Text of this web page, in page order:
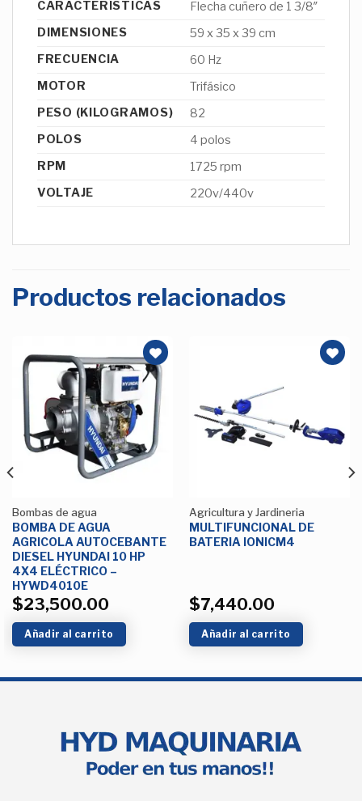
CARACTERÍSTICAS
Flecha cuñero de 1 3/8″
DIMENSIONES
59 x 35 x 39 cm
FRECUENCIA
60 Hz
MOTOR
Trifásico
PESO (KILOGRAMOS)
82
POLOS
4 polos
RPM
1725 rpm
VOLTAJE
220v/440v
Productos relacionados
Añadir
a la
Lista de
deseos
Bombas de agua
BOMBA DE AGUA
AGRICOLA AUTOCEBANTE
DIESEL HYUNDAI 10 HP
4X4 ELÉCTRICO –
HYWD4010E
$23,500.00
Añadir al carrito
Agricultura y Jardineria
MULTIFUNCIONAL DE
BATERIA IONICM4
$7,440.00
Añadir al carrito